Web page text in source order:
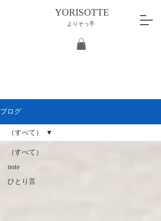
YORISOTTE
よりそっ手
ブログ
（すべて）
note
ひとり言
（すべて）